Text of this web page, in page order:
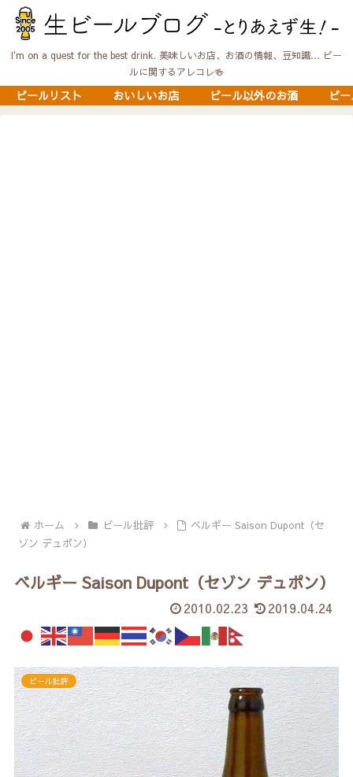
I'm on a quest for the best drink. 美味しいお店、お酒の情報、豆知識… ビー
ルに関するアレコレ🍻
ビールリスト おいしいお店 ビール以外のお酒 ビ
ホーム ビール批評
ベルギー Saison Dupont（セ
ゾン デュポン）
ベルギー Saison Dupont（セゾン デュポン）
2010.02.23 2019.04.24
ビール批評